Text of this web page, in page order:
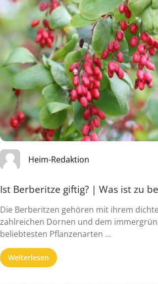
Heim-Redaktion
Ist Berberitze giftig? | Was ist zu
Die Berberitzen gehören mit ihrem
zahlreichen Dornen und dem
beliebtesten Pflanzenarten ...
Weiterlesen